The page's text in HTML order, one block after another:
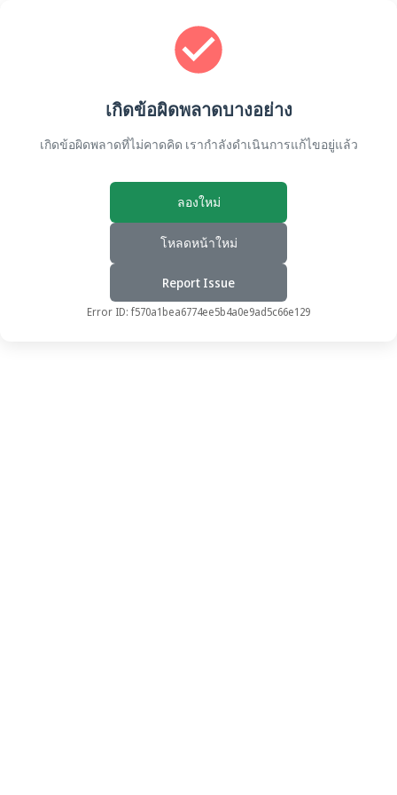
เกิดข้อผิดพลาดบางอย่าง
เกิดข้อผิดพลาดที่ไม่คาดคิด เรากำลังดำเนินการแก้ไขอยู่แล้ว
ลองใหม่
โหลดหน้าใหม่
Report Issue
Error ID: f570a1bea6774ee5b4a0e9ad5c66e129